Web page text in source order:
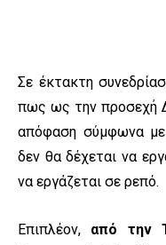
Σε έκτακτη
πως ως την προσεχή
απόφαση σύμφωνα με
δεν θα δέχεται να
να εργάζεται σε ρεπό.
Επιπλέον, από την